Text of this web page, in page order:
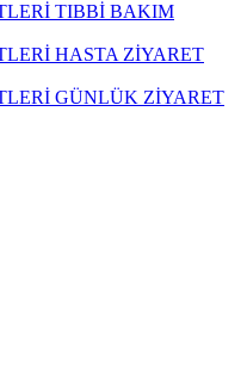
TIBBİ BAKIM
HASTA ZİYARET
GÜNLÜK ZİYARET